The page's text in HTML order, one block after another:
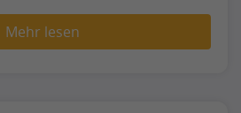
Mehr lesen